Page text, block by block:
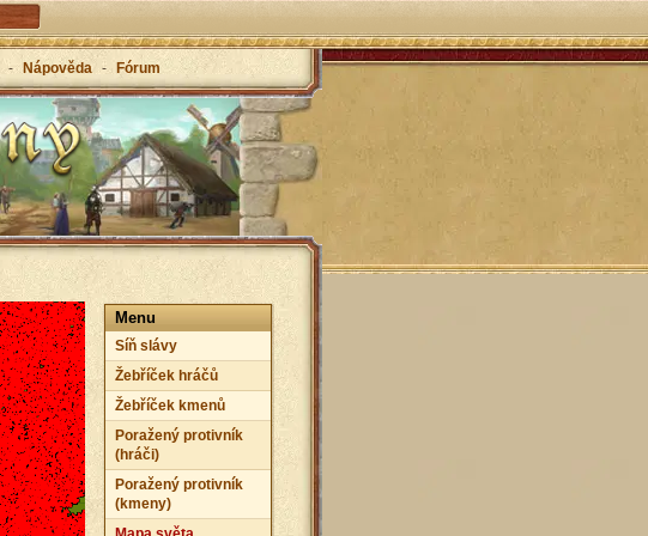
- Nápověda - Fórum
Menu
Síň slávy
Žebříček hráčů
Žebříček kmenů
Poražený protivník
(hráči)
Poražený protivník
(kmeny)